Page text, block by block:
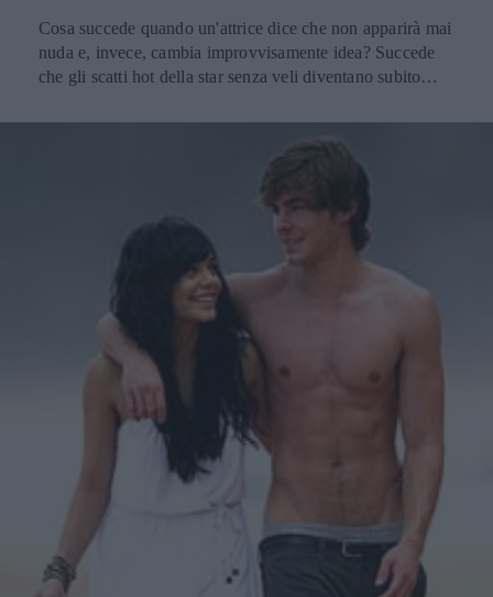
Cosa succede quando un'attrice dice che non apparirà mai
nuda e, invece, cambia improvvisamente idea? Succede
che gli scatti hot della star senza veli diventano subito
Questo è quanto è accaduto alla bella Jessica Alba,
protagonista del film "Machete" e, soprattutto, di una
scena in cui appare nuda mentre si accinge a fare la doccia.
Evidentemente il regista Robert Rodriguez è stato molto
persuasivo, infatti l'attrice ha abbandonato ogni pudore
nonostante le sue precedenti dichiarazioni in materia.
Jessica Alba nuda: le dichiarazioni mendaci Ecco che cosa
aveva affermato Jessica durante un'intervista con il
magazine "Starlet": Non girerò mai scene di nudo in un
film. Sono capace di indossare abiti sexy, ma il nudo mi
imbarazza molto. Penso di essere stata sempre molto a
disagio con il mio corpo, anche durante lo sviluppo, e
ricordo mia nonna pronta a gettarmi un asciugamano
addosso quando mi vedeva indossare solo un reggiseno e
mutandine. Vengo da una famiglia molto cattolica quindi
non era vista come una cosa buona mostrare se stessi in
quel modo. In effetti, a guardarla bene, questa scena della
doccia non è poi così hard, infatti la Alba è stata brava a
nascondere accuratamente le sue parti intime, mostrando
solo il sinuoso profilo del suo corpo senza trasgredire